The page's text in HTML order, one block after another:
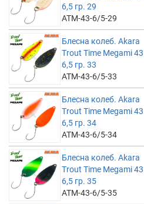
6,5 гр. 29
ATM-43-6/5-29
Блесна колеб. Akara
Trout Time Megami 43
6,5 гр. 33
ATM-43-6/5-33
Блесна колеб. Akara
Trout Time Megami 43
6,5 гр. 34
ATM-43-6/5-34
Блесна колеб. Akara
Trout Time Megami 43
6,5 гр. 35
ATM-43-6/5-35